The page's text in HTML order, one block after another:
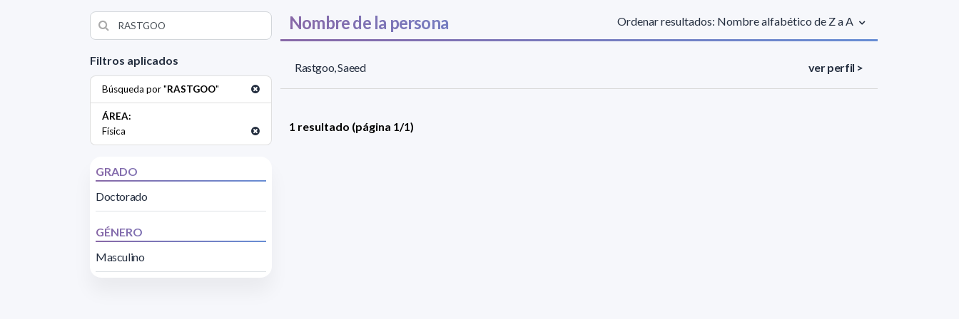
Filtros aplicados
Búsqueda por "RASTGOO"
ÁREA:
Física
GRADO
Doctorado
GÉNERO
Masculino
Nombre de la persona Ordenar resultados: Nombre alfabético de Z a A
Rastgoo, Saeed ver perfil >
1 resultado (página 1/1)